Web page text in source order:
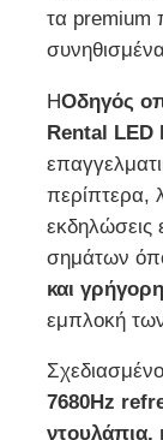
Εκπομπή VR
Σχετικά με
Ξενάγηση
Ποιοτικός
τα premium
ΗΟδηγός
Rental LED
περίπτερα,
εκδηλώσεις
σημάτων
και
εμπλοκή
7680Hz
ντουλάπια,